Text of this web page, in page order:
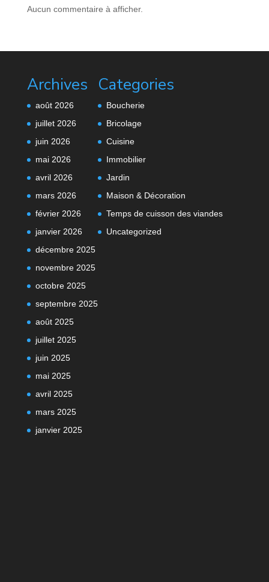
Aucun commentaire à afficher.
Archives
août 2026
juillet 2026
juin 2026
mai 2026
avril 2026
mars 2026
février 2026
janvier 2026
décembre 2025
novembre 2025
octobre 2025
septembre 2025
août 2025
juillet 2025
juin 2025
mai 2025
avril 2025
mars 2025
janvier 2025
Categories
Boucherie
Bricolage
Cuisine
Immobilier
Jardin
Maison & Décoration
Temps de cuisson des viandes
Uncategorized